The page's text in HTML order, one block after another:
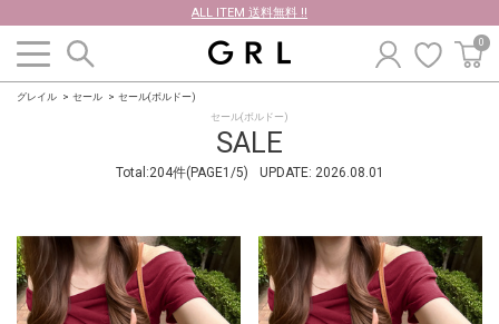
ALL ITEM 送料無料 !!
0
グレイル セール セール(ボルドー)
SALE
セール(ボルドー)
Total:204件(PAGE1/5) UPDATE: 2026.08.01